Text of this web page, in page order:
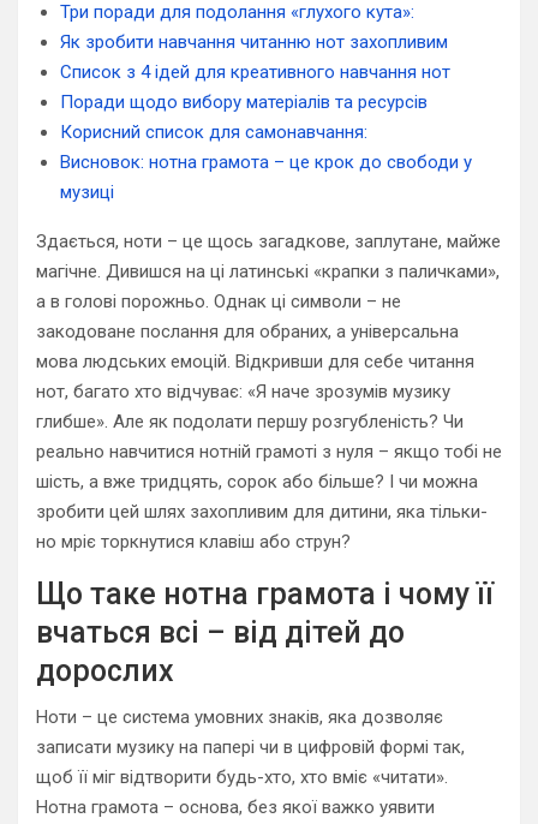
Три поради для подолання «глухого кута»:
Як зробити навчання читанню нот захопливим
Список з 4 ідей для креативного навчання нот
Поради щодо вибору матеріалів та ресурсів
Корисний список для самонавчання:
Висновок: нотна грамота – це крок до свободи у
музиці
Здається, ноти – це щось загадкове, заплутане, майже
магічне. Дивишся на ці латинські «крапки з паличками»,
а в голові порожньо. Однак ці символи – не
закодоване послання для обраних, а універсальна
мова людських емоцій. Відкривши для себе читання
нот, багато хто відчуває: «Я наче зрозумів музику
глибше». Але як подолати першу розгубленість? Чи
реально навчитися нотній грамоті з нуля – якщо тобі не
шість, а вже тридцять, сорок або більше? І чи можна
зробити цей шлях захопливим для дитини, яка тільки-
но мріє торкнутися клавіш або струн?
Що таке нотна грамота і чому її
вчаться всі – від дітей до
дорослих
Ноти – це система умовних знаків, яка дозволяє
записати музику на папері чи в цифровій формі так,
щоб її міг відтворити будь-хто, хто вміє «читати».
Нотна грамота – основа, без якої важко уявити